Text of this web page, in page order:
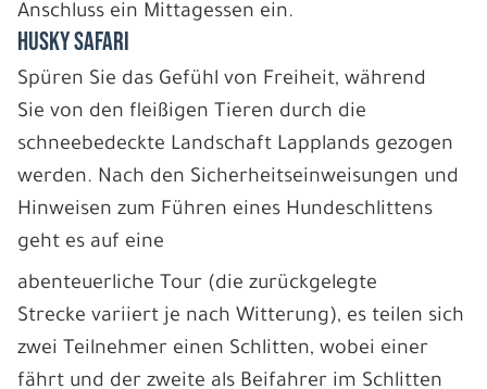
Anschluss ein Mittagessen ein.
HUSKY SAFARI
Spüren Sie das Gefühl von Freiheit, während
Sie von den fleißigen Tieren durch die
schneebedeckte Landschaft Lapplands gezogen
werden. Nach den Sicherheitseinweisungen und
Hinweisen zum Führen eines Hundeschlittens
geht es auf eine
abenteuerliche Tour (die zurückgelegte
Strecke variiert je nach Witterung), es teilen sich
zwei Teilnehmer einen Schlitten, wobei einer
fährt und der zweite als Beifahrer im Schlitten